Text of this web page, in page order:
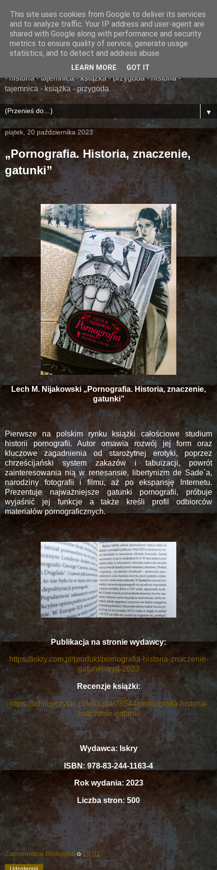
......... ZAPOMNIANA
BIBLIOTEKA ........
książka - przygoda - historia - tajemnica - książka - przygoda
- historia - tajemnica - książka - przygoda - historia -
tajemnica - książka - przygoda
▼
piątek, 20 października 2023
„Pornografia. Historia, znaczenie,
gatunki”
Lech M. Nijakowski „Pornografia. Historia, znaczenie,
gatunki”
Pierwsze na polskim rynku książki całościowe studium
historii pornografii. Autor omawia rozwój jej form oraz
kluczowe zagadnienia od starożytnej erotyki, poprzez
chrześcijański system zakazów i tabuizacji, powrót
zainteresowania nią w renesansie, libertynizm de Sade`a,
narodziny fotografii i filmu, aż po ekspansję Internetu.
Prezentuje najważniejsze gatunki pornografii, próbuje
wyjaśnić jej funkcje a także kreśli profil odbiorców
materiałów pornograficznych.
Publikacja na stronie wydawcy:
https://iskry.com.pl/produkt/pornografia-historia-znaczenie-
gatunki-wyd-2023
Recenzje książki:
https://lubimyczytac.pl/ksiazka/78544/pornografia-historia-
znaczenie-gatunki
Wydawca: Iskry
ISBN: 978-83-244-1163-4
Rok wydania: 2023
Liczba stron: 500
Zapomniana Biblioteka o 15:01
This site uses cookies from Google to deliver its services
and to analyze traffic. Your IP address and user-agent are
shared with Google along with performance and security
metrics to ensure quality of service, generate usage
statistics, and to detect and address abuse.
LEARN MORE GOT IT